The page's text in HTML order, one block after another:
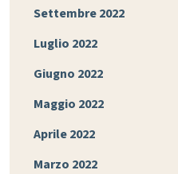
Settembre 2022
Luglio 2022
Giugno 2022
Maggio 2022
Aprile 2022
Marzo 2022